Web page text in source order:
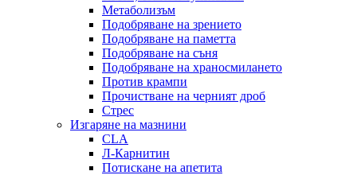
Метаболизъм
Подобряване на зрението
Подобряване на паметта
Подобряване на съня
Подобряване на храносмилането
Против крампи
Прочистване на черният дроб
Стрес
Изгаряне на мазнини
CLA
Л-Карнитин
Потискане на апетита